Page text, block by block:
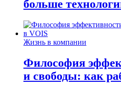
больше
Жизнь в компании
Философия
и свободы: как